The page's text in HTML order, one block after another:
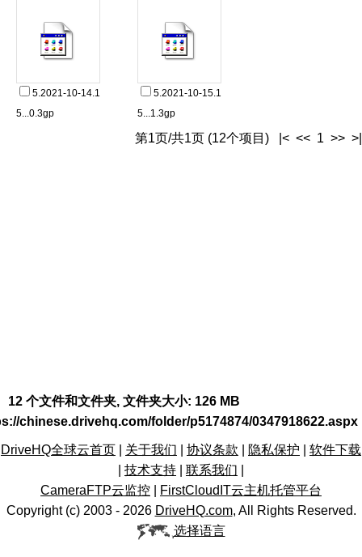
5.2021-10-14.1
5...0.3gp
5.2021-10-15.1
5...1.3gp
第1页/共1页 (12个项目) |< << 1 >> >|
12 个文件和文件夹, 文件夹大小: 126 MB
chinese.drivehq.com/folder/p5174874/0347918622.aspx
DriveHQ全球云首页 关于我们 协议条款 隐私保护
软件下载
技术支持 联系我们
CameraFTP云监控
FirstCloudIT云主机托管平台
Copyright (c) 2003 - 2026 DriveHQ.com, All Rights Reserved.
选择语言